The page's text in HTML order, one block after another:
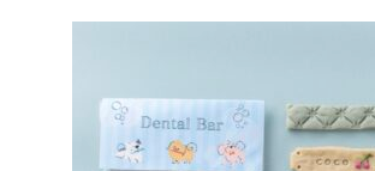
3D糖霜曲奇證書課程
造型牛角包&丹麥酥
講師證書課程